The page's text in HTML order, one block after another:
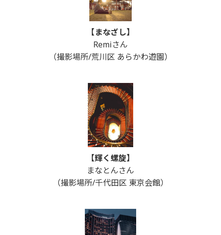
【まなざし】
Remiさん
（撮影場所/荒川区 あらかわ遊園）
【輝く螺旋】
まなとんさん
（撮影場所/千代田区 東京会館）